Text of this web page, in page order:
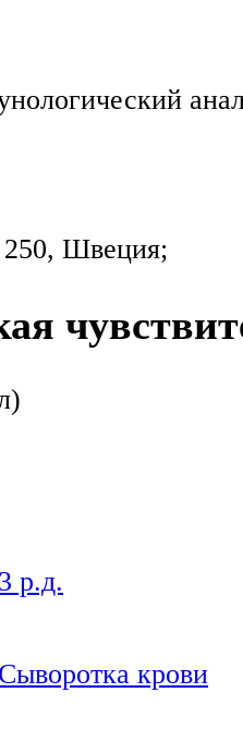
250, Швеция;
3 р.д.
Сыворотка крови